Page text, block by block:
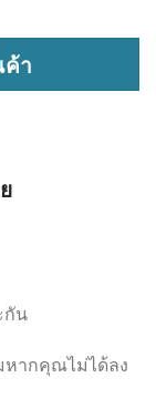
า
กัน
หากคุณไม่ได้ลง